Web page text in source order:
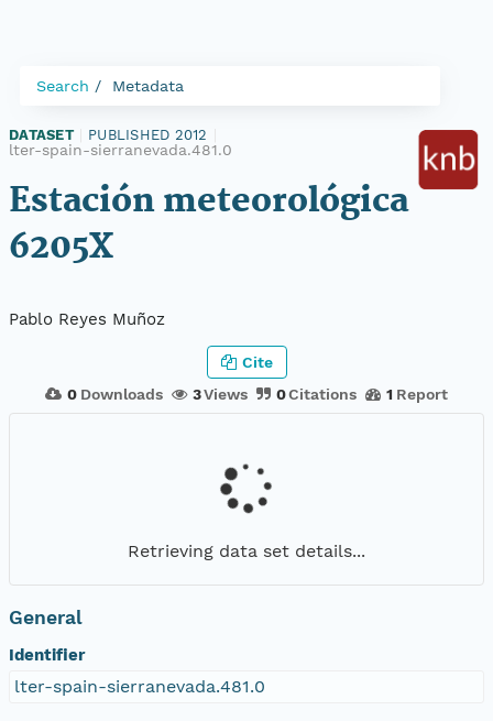
Search Metadata
DATASET PUBLISHED 2012
lter-spain-sierranevada.481.0
Estación meteorológica
6205X
Pablo Reyes Muñoz
0 Downloads 3Views 0Citations 1 Report
Cite
Retrieving data set details...
General
Identifier
lter-spain-sierranevada.481.0